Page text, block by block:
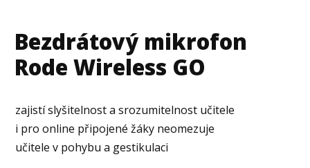
Bezdrátový mikrofon
Rode Wireless GO
zajistí slyšitelnost a srozumitelnost učitele
i pro online připojené žáky neomezuje
učitele v pohybu a gestikulaci